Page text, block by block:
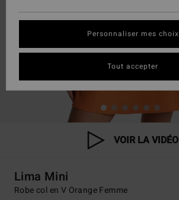
VOIR LA VIDÉO
Lima Mini
Robe col en V Orange Femme
Personnaliser mes choix
Tout accepter